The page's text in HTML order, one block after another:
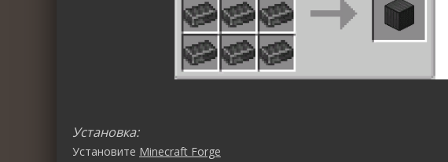
Установка:
Установите Minecraft Forge